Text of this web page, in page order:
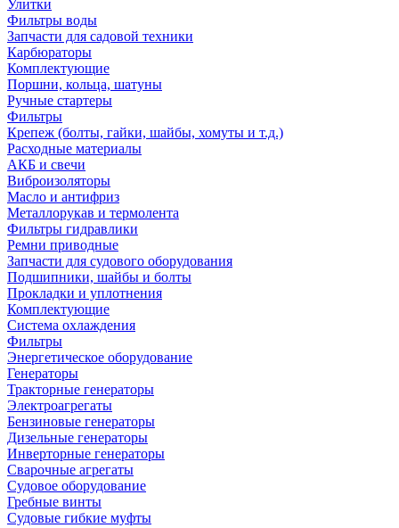
Улитки
Фильтры воды
Запчасти для садовой техники
Карбюраторы
Комплектующие
Поршни, кольца, шатуны
Ручные стартеры
Фильтры
Крепеж (болты, гайки, шайбы, хомуты и т.д.)
Расходные материалы
АКБ и свечи
Виброизоляторы
Масло и антифриз
Металлорукав и термолента
Фильтры гидравлики
Ремни приводные
Запчасти для судового оборудования
Подшипники, шайбы и болты
Прокладки и уплотнения
Комплектующие
Система охлаждения
Фильтры
Энергетическое оборудование
Генераторы
Тракторные генераторы
Электроагрегаты
Бензиновые генераторы
Дизельные генераторы
Инверторные генераторы
Сварочные агрегаты
Судовое оборудование
Гребные винты
Судовые гибкие муфты